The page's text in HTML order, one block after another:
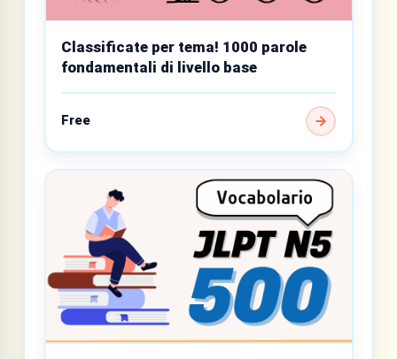
Classificate per tema! 1000 parole
fondamentali di livello base
Free